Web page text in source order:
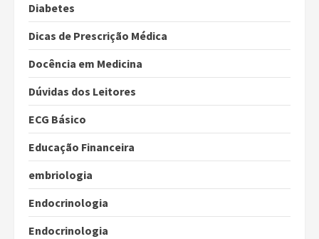
Diabetes
Dicas de Prescrição Médica
Docência em Medicina
Dúvidas dos Leitores
ECG Básico
Educação Financeira
embriologia
Endocrinologia
Endocrinologia